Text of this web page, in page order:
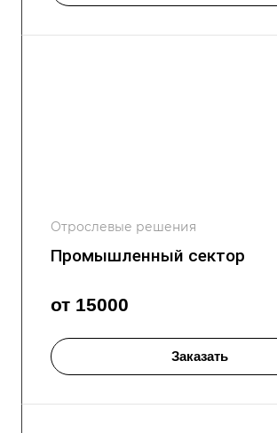
Отрослевые решения
Промышленный сектор
от 15000
Заказать